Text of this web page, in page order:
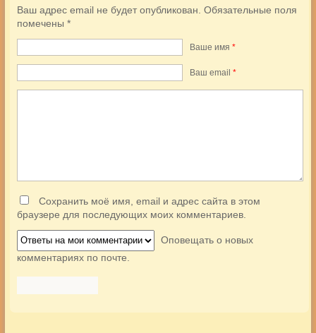
Ваш адрес email не будет опубликован. Обязательные поля
помечены *
Ваше имя *
Ваш еmail *
Сохранить моё имя, email и адрес сайта в этом
браузере для последующих моих комментариев.
Оповещать о новых
комментариях по почте.